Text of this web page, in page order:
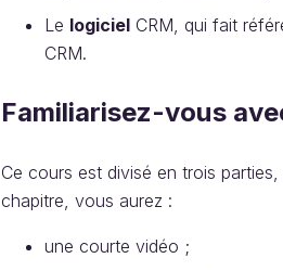
Le logiciel CRM, qui fait
CRM.
Familiarisez-vous
Ce cours est divisé en trois
chapitre, vous aurez :
une courte vidéo ;